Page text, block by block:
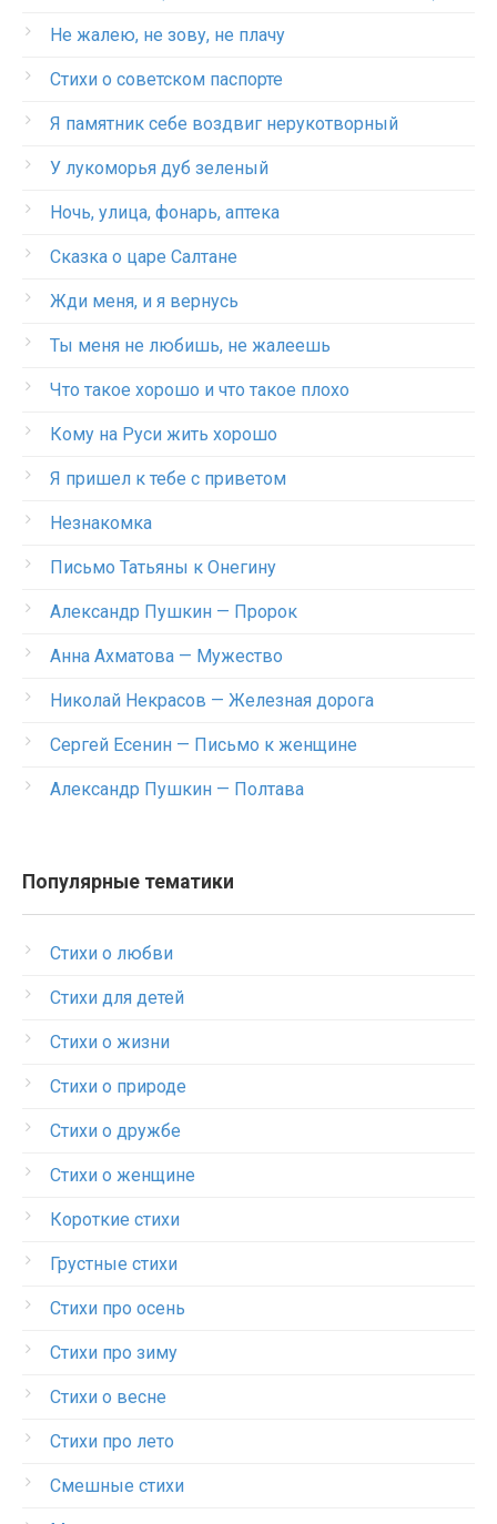
Не жалею, не зову, не плачу
Стихи о советском паспорте
Я памятник себе воздвиг нерукотворный
У лукоморья дуб зеленый
Ночь, улица, фонарь, аптека
Сказка о царе Салтане
Жди меня, и я вернусь
Ты меня не любишь, не жалеешь
Что такое хорошо и что такое плохо
Кому на Руси жить хорошо
Я пришел к тебе с приветом
Незнакомка
Письмо Татьяны к Онегину
Александр Пушкин — Пророк
Анна Ахматова — Мужество
Николай Некрасов — Железная дорога
Сергей Есенин — Письмо к женщине
Александр Пушкин — Полтава
Популярные тематики
Стихи о любви
Стихи для детей
Стихи о жизни
Стихи о природе
Стихи о дружбе
Стихи о женщине
Короткие стихи
Грустные стихи
Стихи про осень
Стихи про зиму
Стихи о весне
Стихи про лето
Смешные стихи